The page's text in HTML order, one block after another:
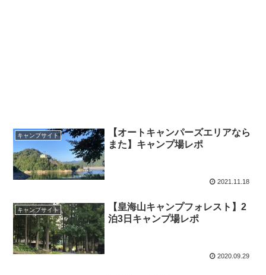
キャンプサイト
【オートキャンパーズエリアなら
また】キャンプ場レポ
2021.11.18
キャンプサイト
【皇海山キャンプフォレスト】2
泊3日キャンプ場レポ
2020.09.29